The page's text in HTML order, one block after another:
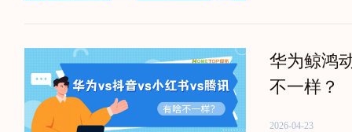
华为鲸鸿
不一样？
2026-04-23